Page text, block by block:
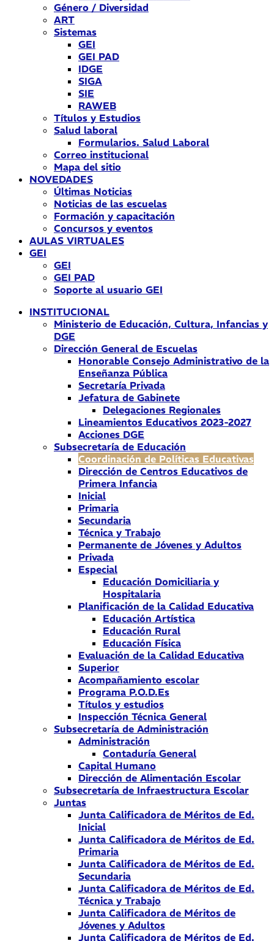
Género / Diversidad
ART
Sistemas
GEI
GEI PAD
IDGE
SIGA
SIE
RAWEB
Títulos y Estudios
Salud laboral
Formularios. Salud Laboral
Correo institucional
Mapa del sitio
NOVEDADES
Últimas Noticias
Noticias de las escuelas
Formación y capacitación
Concursos y eventos
AULAS VIRTUALES
GEI
GEI
GEI PAD
Soporte al usuario GEI
INSTITUCIONAL
Ministerio de Educación, Cultura, Infancias y
DGE
Dirección General de Escuelas
Honorable Consejo Administrativo de la
Enseñanza Pública
Secretaría Privada
Jefatura de Gabinete
Delegaciones Regionales
Lineamientos Educativos 2023-2027
Acciones DGE
Subsecretaría de Educación
Coordinación de Políticas Educativas
Dirección de Centros Educativos de
Primera Infancia
Inicial
Primaria
Secundaria
Técnica y Trabajo
Permanente de Jóvenes y Adultos
Privada
Especial
Educación Domiciliaria y
Hospitalaria
Planificación de la Calidad Educativa
Educación Artística
Educación Rural
Educación Física
Evaluación de la Calidad Educativa
Superior
Acompañamiento escolar
Programa P.O.D.Es
Títulos y estudios
Inspección Técnica General
Subsecretaría de Administración
Administración
Contaduría General
Capital Humano
Dirección de Alimentación Escolar
Subsecretaría de Infraestructura Escolar
Juntas
Junta Calificadora de Méritos de Ed.
Inicial
Junta Calificadora de Méritos de Ed.
Primaria
Junta Calificadora de Méritos de Ed.
Secundaria
Junta Calificadora de Méritos de Ed.
Técnica y Trabajo
Junta Calificadora de Méritos de
Jóvenes y Adultos
Junta Calificadora de Méritos de Ed.